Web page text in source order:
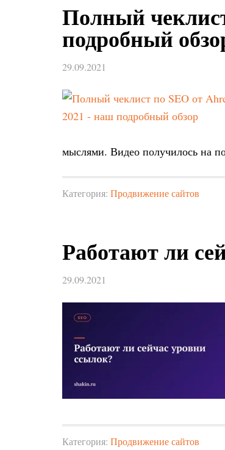
Полный
подробный
29.09.2021
мыслями. Видео получилось на
Категория: Продвижение сайтов
Работают ли
29.09.2021
Категория: Продвижение сайтов